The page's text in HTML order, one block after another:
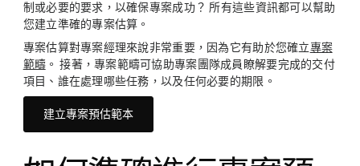
制或必要的要求，以確保專案成功？ 所有這些資訊都可以幫助
您建立準確的專案估算。
專案估算對專案經理來說非常重要，因為它有助於您確立專案
範疇。 接著，專案範疇可協助專案團隊成員瞭解要完成的交付
項目、誰在處理哪些任務，以及任何必要的期限。
建立專案預估範本